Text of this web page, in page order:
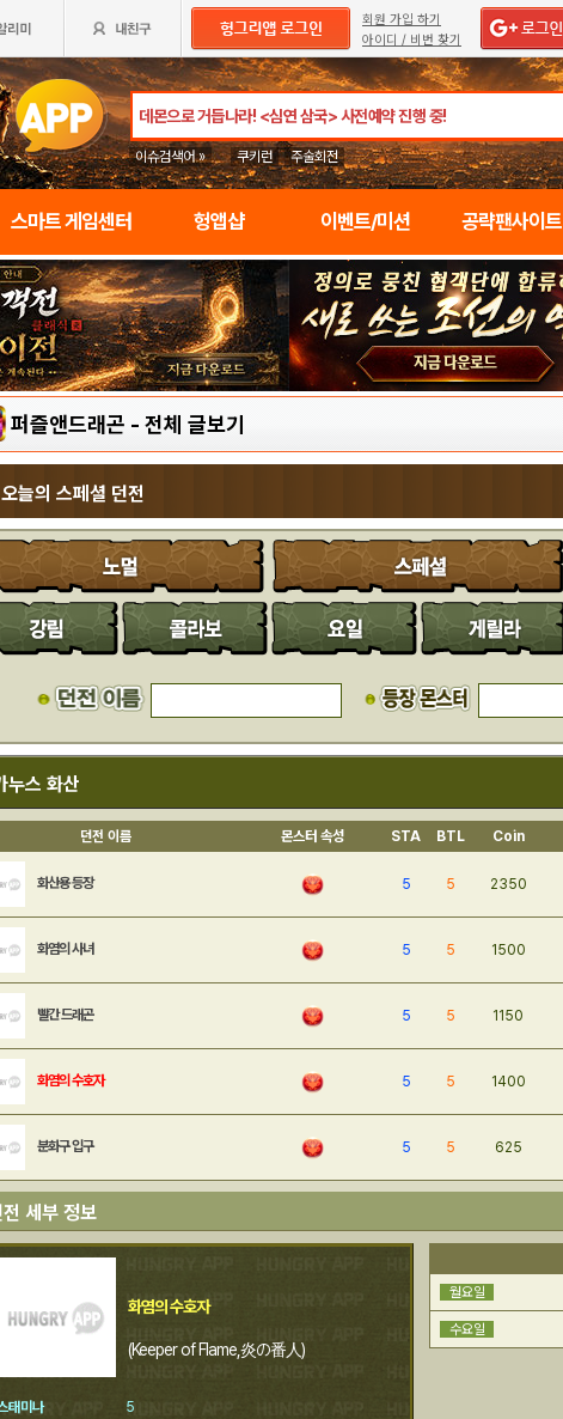
회원 가입 하기
아이디 / 비번 찾기
이슈검색어 » 쿠키런 주술회전
스마트 게임센터 헝앱샵 이벤트/미션 공략팬사이트
퍼즐앤드래곤 - 전체 글보기
오늘의 스페셜 던전
누스 화산
던전 이름 몬스터 속성 STA BTL Coin
화산용 등장 5 5 2350
화염의 사녀 5 5 1500
빨간 드래곤 5 5 1150
화염의 수호자 5 5 1400
분화구 입구 5 5 625
전 세부 정보
화염의 수호자
(Keeper of Flame,炎の番人)
태미나
5
월요일
수요일